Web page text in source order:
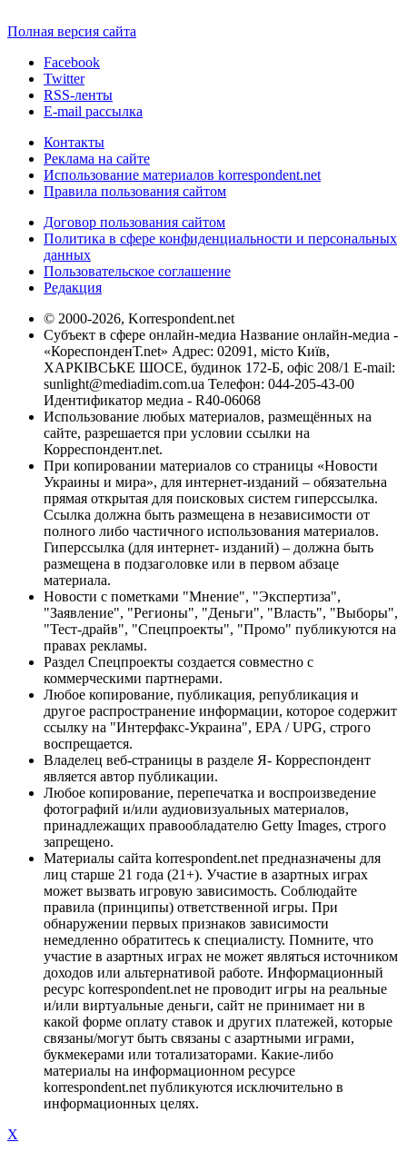
Полная версия сайта
Facebook
Twitter
RSS-ленты
E-mail рассылка
Контакты
Реклама на сайте
Использование материалов korrespondent.net
Правила пользования сайтом
Договор пользования сайтом
Политика в сфере конфиденциальности и персональных
данных
Пользовательское соглашение
Редакция
© 2000-2026, Korrespondent.net
Субъект в сфере онлайн-медиа Название онлайн-медиа -
«КореспонденТ.net» Адрес: 02091, місто Київ,
ХАРКІВСЬКЕ ШОСЕ, будинок 172-Б, офіс 208/1 E-mail:
sunlight@mediadim.com.ua Телефон: 044-205-43-00
Идентификатор медиа - R40-06068
Использование любых материалов, размещённых на
сайте, разрешается при условии ссылки на
Корреспондент.net.
При копировании материалов со страницы «Новости
Украины и мира», для интернет-изданий – обязательна
прямая открытая для поисковых систем гиперссылка.
Ссылка должна быть размещена в независимости от
полного либо частичного использования материалов.
Гиперссылка (для интернет- изданий) – должна быть
размещена в подзаголовке или в первом абзаце
материала.
Новости с пометками "Мнение", "Экспертиза",
"Заявление", "Регионы", "Деньги", "Власть", "Выборы",
"Тест-драйв", "Спецпроекты", "Промо" публикуются на
правах рекламы.
Раздел Спецпроекты создается совместно с
коммерческими партнерами.
Любое копирование, публикация, републикация и
другое распространение информации, которое содержит
ссылку на "Интерфакс-Украина", EPA / UPG, строго
воспрещается.
Владелец веб-страницы в разделе Я- Корреспондент
является автор публикации.
Любое копирование, перепечатка и воспроизведение
фотографий и/или аудиовизуальных материалов,
принадлежащих правообладателю Getty Images, строго
запрещено.
Материалы сайта korrespondent.net предназначены для
лиц старше 21 года (21+). Участие в азартных играх
может вызвать игровую зависимость. Соблюдайте
правила (принципы) ответственной игры. При
обнаружении первых признаков зависимости
немедленно обратитесь к специалисту. Помните, что
участие в азартных играх не может являться источником
доходов или альтернативой работе. Информационный
ресурс korrespondent.net не проводит игры на реальные
и/или виртуальные деньги, сайт не принимает ни в
какой форме оплату ставок и других платежей, которые
связаны/могут быть связаны с азартными играми,
букмекерами или тотализаторами. Какие-либо
материалы на информационном ресурсе
korrespondent.net публикуются исключительно в
информационных целях.
X